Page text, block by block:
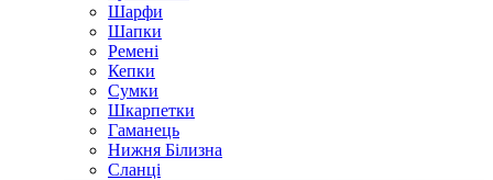
Шарфи
Шапки
Ремені
Кепки
Сумки
Шкарпетки
Гаманець
Нижня Білизна
Сланці